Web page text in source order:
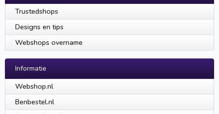
Trustedshops
Designs en tips
Webshops overname
Informatie
Webshop.nl
Benbestel.nl